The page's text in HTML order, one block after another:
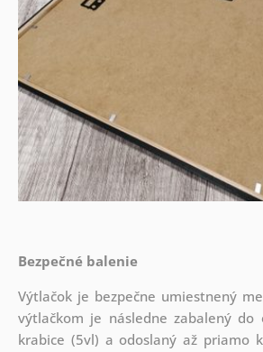
Bezpečné balenie
Výtlačok je bezpečne umiestnený
výtlačkom je následne zabalený do
krabice (5vl) a odoslaný až priamo